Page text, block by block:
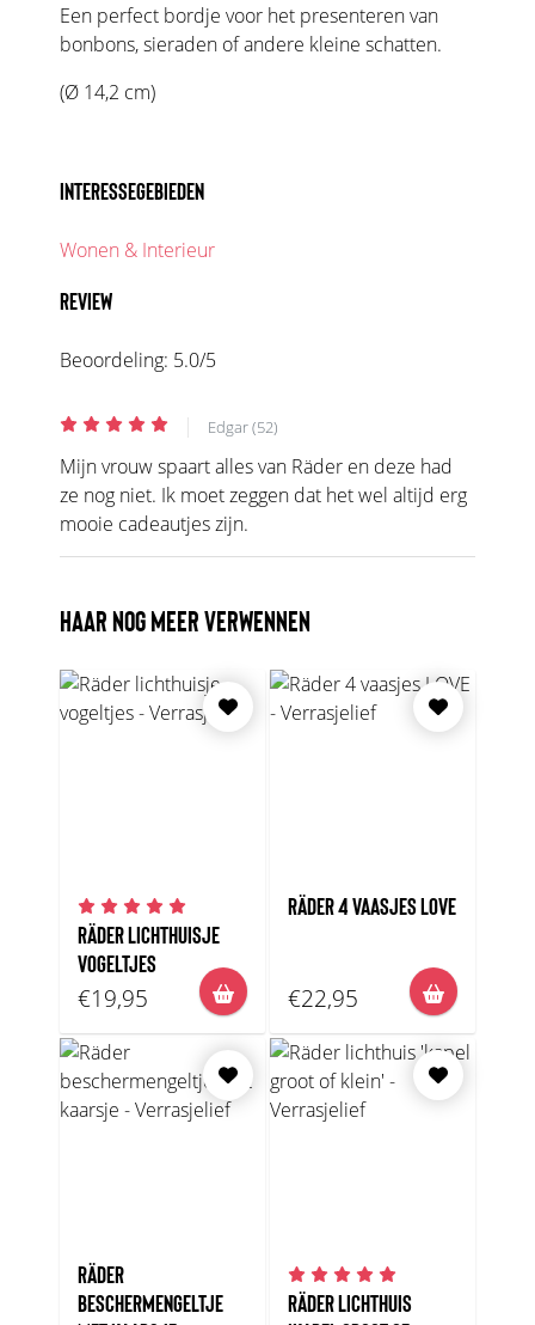
Een perfect bordje voor het presenteren van
bonbons, sieraden of andere kleine schatten.
(Ø 14,2 cm)
INTERESSEGEBIEDEN
Wonen & Interieur
REVIEW
Beoordeling: 5.0/5
| Edgar (52)
Mijn vrouw spaart alles van Räder en deze had
ze nog niet. Ik moet zeggen dat het wel altijd erg
mooie cadeautjes zijn.
HAAR NOG MEER VERWENNEN
RÄDER LICHTHUISJE
VOGELTJES
€19,95
RÄDER 4 VAASJES LOVE
€22,95
RÄDER
BESCHERMENGELTJE
RÄDER LICHTHUIS